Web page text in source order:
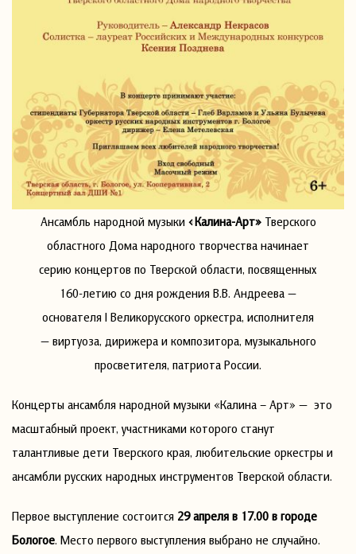
Ансамбль народной музыки «Калина-Арт»Тверского
областного Дома народного творчества начинает
серию концертов по Тверской области, посвященных
160-летию со дня рождения В.В. Андреева —
основателя I Великорусского оркестра, исполнителя
— виртуоза, дирижера и композитора, музыкального
просветителя, патриота России.
Концерты ансамбля народной музыки «Калина – Арт» — это
масштабный проект, участниками которого станут
талантливые дети Тверского края, любительские оркестры и
ансамбли русских народных инструментов Тверской области.
Первое выступление состоится 29 апреля в 17.00 в городе
Бологое. Место первого выступления выбрано не случайно.